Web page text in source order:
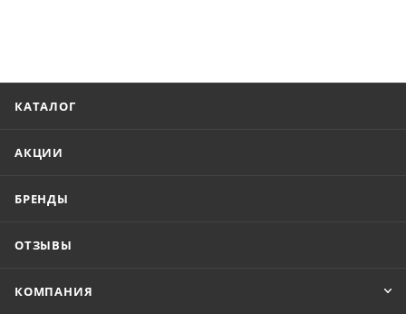
КАТАЛОГ
АКЦИИ
БРЕНДЫ
ОТЗЫВЫ
КОМПАНИЯ